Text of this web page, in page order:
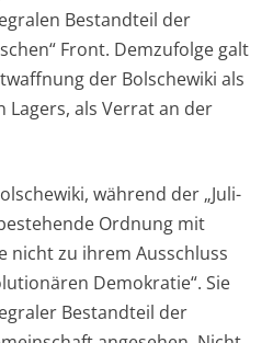
Bestandteil der
Front. Demzufolge galt
der Bolschewiki als
Lagers, als Verrat an der
während der „Juli-
Ordnung mit
nicht zu ihrem Ausschluss
Demokratie“. Sie
Bestandteil der